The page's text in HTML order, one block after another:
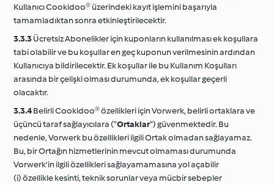
Kullanıcı Cookidoo® üzerindeki kayıt işlemini başarıyla
tamamladıktan sonra etkinleştirilecektir.
3.3.3Ücretsiz Abonelikler için kuponların kullanılması ek koşullara
tabi olabilir ve bu koşullar en geç kuponun verilmesinin ardından
Kullanıcıya bildirilecektir. Ek koşullar ile bu Kullanım Koşulları
arasında bir çelişki olması durumunda, ek koşullar geçerli
olacaktır.
3.3.4Belirli Cookidoo® özellikleri için Vorwerk, belirli ortaklara ve
üçüncü taraf sağlayıcılara (“Ortaklar“) güvenmektedir. Bu
nedenle, Vorwerk bu özellikleri ilgili Ortak olmadan sağlayamaz.
Bu, bir Ortağın hizmetlerinin mevcut olmaması durumunda
Vorwerk'in ilgili özellikleri sağlayamamasına yol açabilir
(i) özellikle kesinti, teknik sorunlar veya mücbir sebepler